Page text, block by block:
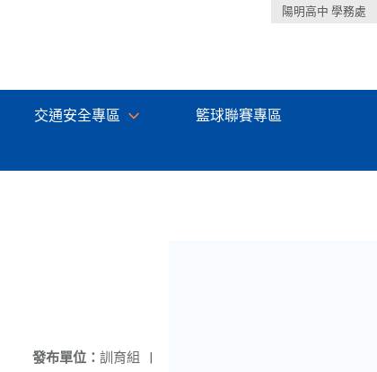
陽明高中 學務處
交通安全專區 籃球聯賽專區
發布單位： 訓育組 |